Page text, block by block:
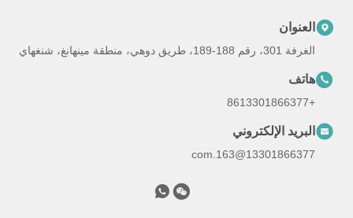
العنوان
الغرفة 301، رقم 188-189، طريق دوهي، منطقة مينهانغ، شنغهاي
هاتف
+8613301866377
البريد الإلكتروني
13301866377@163.com